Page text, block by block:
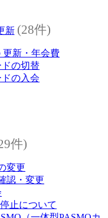
新 (28件)
更新・年会費
の切替
の入会
件)
変更
認・変更
止について